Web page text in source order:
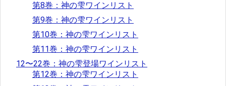
第8巻：神の雫ワインリスト
第9巻：神の雫ワインリスト
第10巻：神の雫ワインリスト
第11巻：神の雫ワインリスト
12〜22巻：神の雫登場ワインリスト
第12巻：神の雫ワインリスト